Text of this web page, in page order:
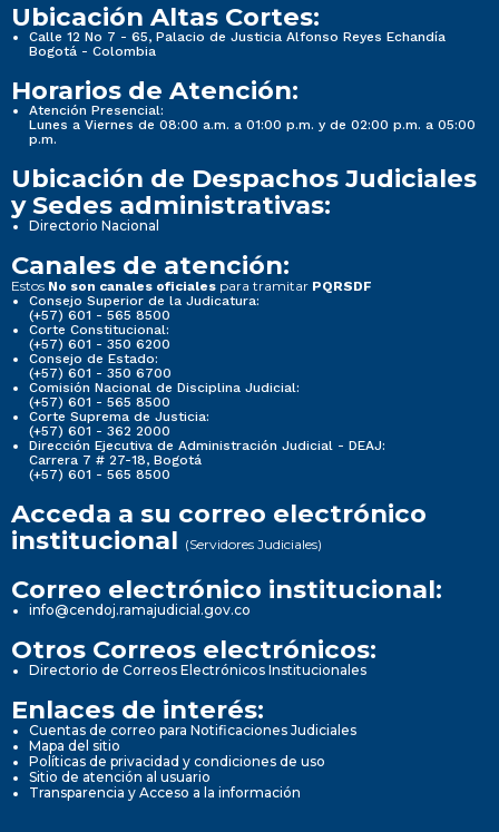
Ubicación Altas Cortes:
Calle 12 No 7 - 65, Palacio de Justicia Alfonso Reyes Echandía
Bogotá - Colombia
Horarios de Atención:
Atención Presencial:
Lunes a Viernes de 08:00 a.m. a 01:00 p.m. y de 02:00 p.m. a 05:00
p.m.
Ubicación de Despachos Judiciales
y Sedes administrativas:
Directorio Nacional
Canales de atención:
Estos No son canales oficiales para tramitar PQRSDF
Consejo Superior de la Judicatura:
(+57) 601 - 565 8500
Corte Constitucional:
(+57) 601 - 350 6200
Consejo de Estado:
(+57) 601 - 350 6700
Comisión Nacional de Disciplina Judicial:
(+57) 601 - 565 8500
Corte Suprema de Justicia:
(+57) 601 - 362 2000
Dirección Ejecutiva de Administración Judicial - DEAJ:
Carrera 7 # 27-18, Bogotá
(+57) 601 - 565 8500
Acceda a su correo electrónico
institucional (Servidores Judiciales)
Correo electrónico institucional:
info@cendoj.ramajudicial.gov.co
Otros Correos electrónicos:
Directorio de Correos Electrónicos Institucionales
Enlaces de interés:
Cuentas de correo para Notificaciones Judiciales
Mapa del sitio
Políticas de privacidad y condiciones de uso
Sitio de atención al usuario
Transparencia y Acceso a la información